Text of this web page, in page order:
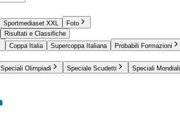
Sportmediaset XXL
Foto
Risultati e Classifiche
Coppa Italia Supercoppa Italiana Probabili Formazioni
Speciali Olimpiadi Speciale Scudetti Speciali Mondiali